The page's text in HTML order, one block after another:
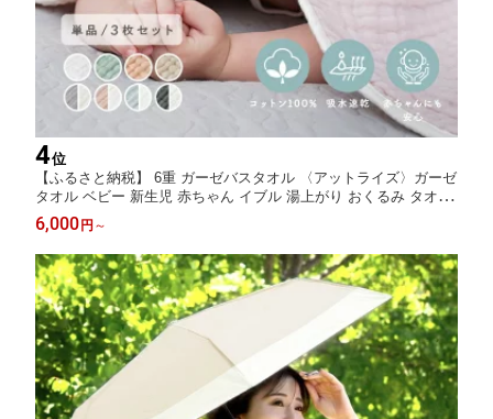
4位
【ふるさと納税】 6重 ガーゼバスタオル 〈アットライズ〉ガーゼ
タオル ベビー 新生児 赤ちゃん イブル 湯上がり おくるみ タオル
3枚セット 単品 フード付き 正方形 ふわふわ やわらか くすみカラ
ー かわいい お祝い 奈良県 奈良市 なら
6,000円 ～